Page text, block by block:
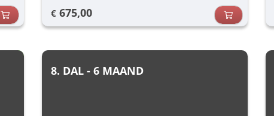
jouw voorkeuren in (dag/uur) en dan zorgen wij
voor de rest.
€ 675,00
8. DAL - 6 MAAND